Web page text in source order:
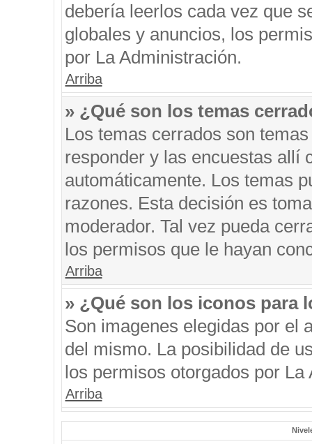
debería leerlos cada vez que
globales y anuncios, los
por La Administración.
Arriba
» ¿Qué son los temas
Los temas cerrados son
responder y las encuestas allí
automáticamente. Los temas
razones. Esta decisión es
moderador. Tal vez pueda
los permisos que le hayan
Arriba
» ¿Qué son los iconos para
Son imagenes elegidas por el
del mismo. La posibilidad de
los permisos otorgados por La
Arriba